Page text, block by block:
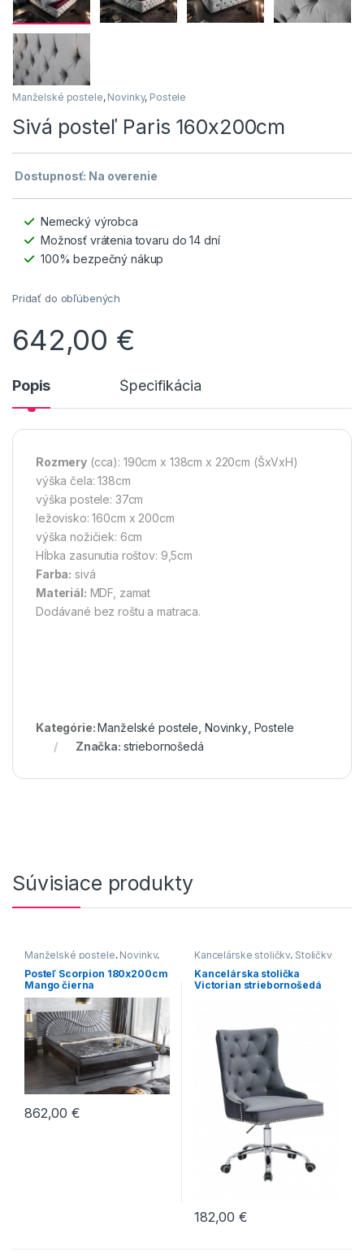
Manželské postele, Novinky, Postele
Sivá posteľ Paris 160x200cm
Dostupnosť: Na overenie
Nemecký výrobca
Možnosť vrátenia tovaru do 14 dní
100% bezpečný nákup
Pridať do obľúbených
642,00 €
Popis Špecifikácia
Rozmery (cca): 190cm x 138cm x 220cm (ŠxVxH)
výška čela: 138cm
výška postele: 37cm
ležovisko: 160cm x 200cm
výška nožičiek: 6cm
Hĺbka zasunutia roštov: 9,5cm
Farba: sivá
Materiál: MDF, zamat
Dodávané bez roštu a matraca.
Kategórie:Manželské postele Novinky, Postele
Značka: striebornošedá
Súvisiace produkty
Manželské postele, Novinky,
Postele
Posteľ Scorpion 180x200cm
Mango čierna
862,00€
Kancelárske stoličky, Stoličky
Kancelárska stolička
Victorian striebornošedá
182,00€